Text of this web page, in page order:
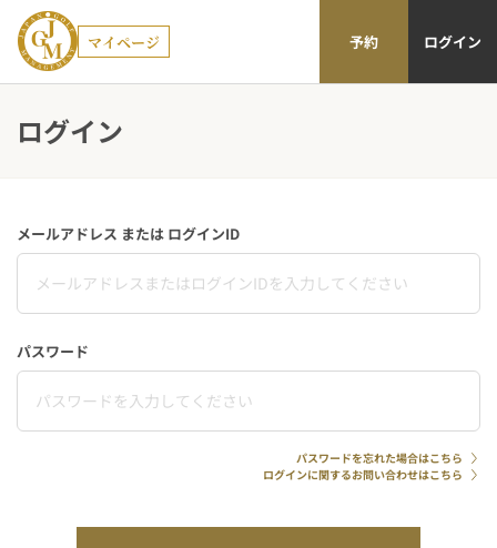
マイページ 予約 ログイン
ログイン
メールアドレス または ログインID
パスワード
パスワードを忘れた場合はこちら
ログインに関するお問い合わせはこちら